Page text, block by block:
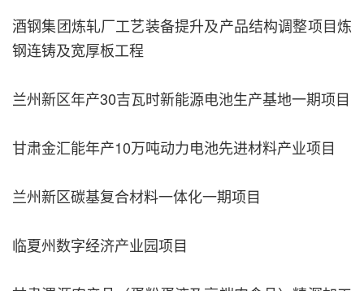
酒钢集团炼轧厂工艺装备提升及产品结构调整项目炼
钢连铸及宽厚板工程
兰州新区年产30吉瓦时新能源电池生产基地一期项目
甘肃金汇能年产10万吨动力电池先进材料产业项目
兰州新区碳基复合材料一体化一期项目
临夏州数字经济产业园项目